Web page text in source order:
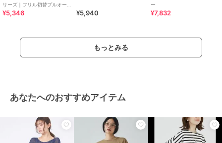
リーズ｜フリル切替プルオー
バー
¥5,346 ¥5,940
ー
¥7,832
もっとみる
あなたへのおすすめアイテム